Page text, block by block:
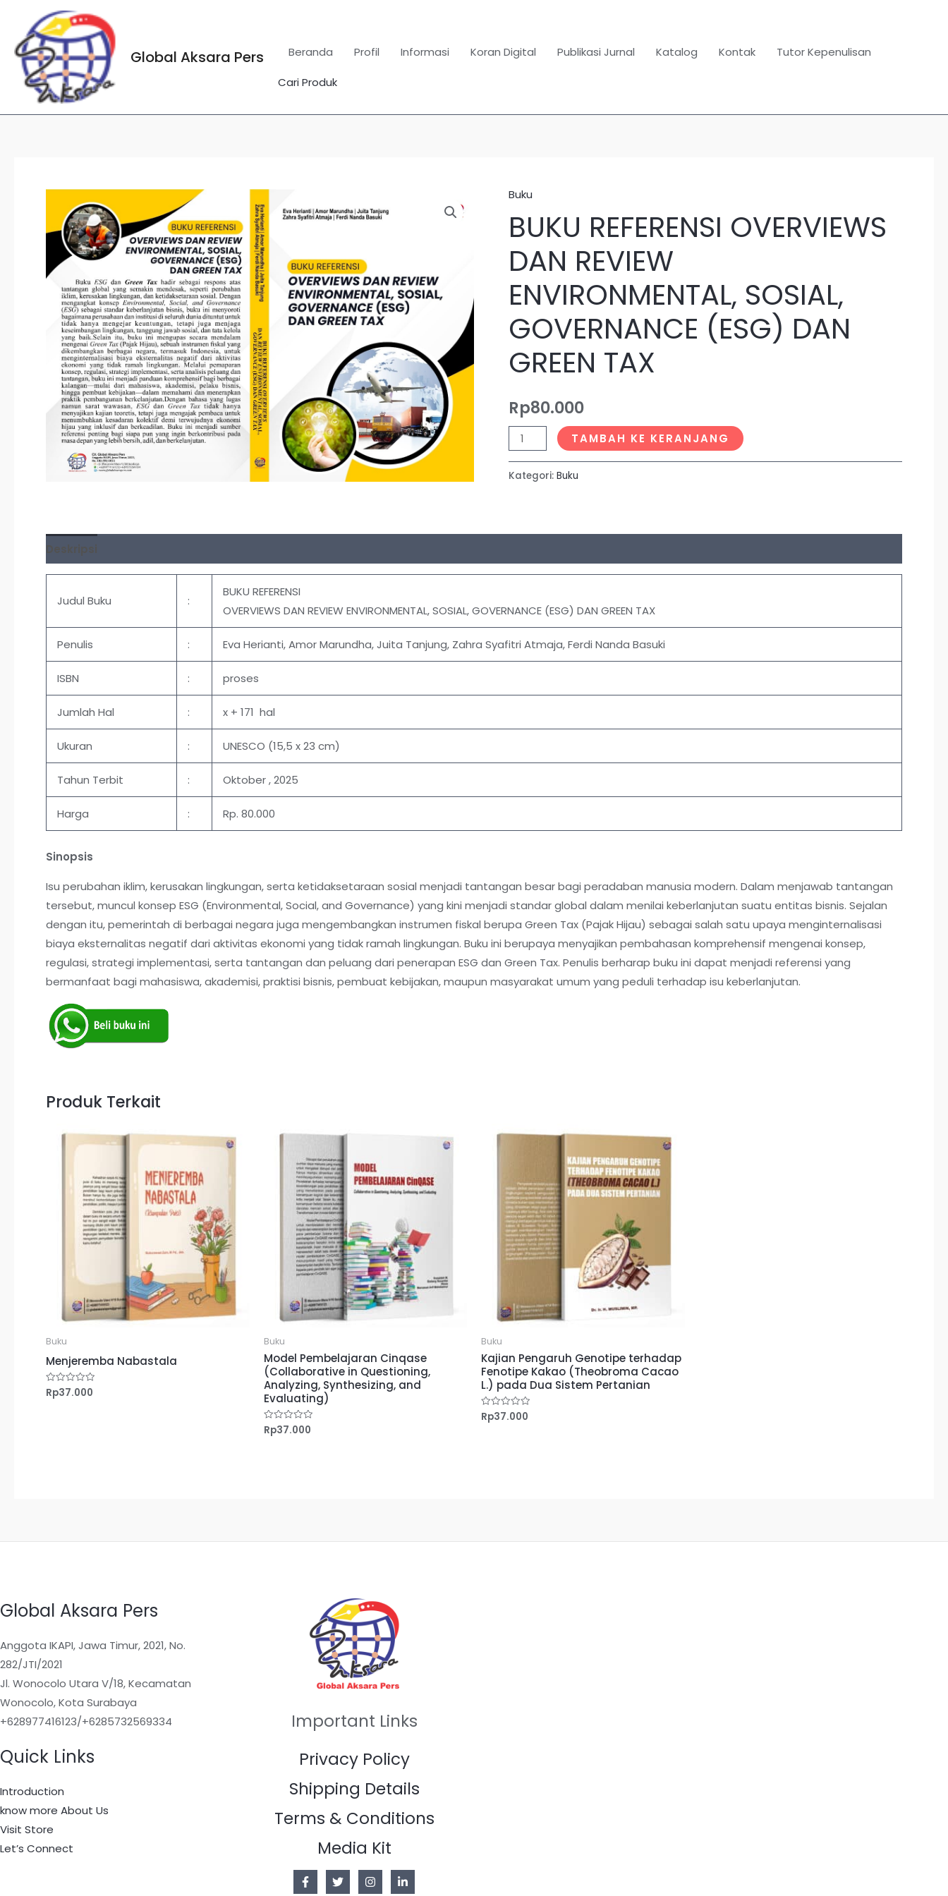
konten
Global Aksara Pers Beranda Profil Informasi Koran Digital Publikasi Jurnal Katalog Kontak Tutor Kepenulisan
Cari ProdukSearch
Buku
BUKU REFERENSI OVERVIEWS
DAN REVIEW
ENVIRONMENTAL, SOSIAL,
GOVERNANCE (ESG) DAN
GREEN TAX
Rp80.000
Kuantitas
BUKU
REFERENSI
OVERVIEWS
DAN
REVIEW
SOSIAL,
GOVERNANCE
(ESG)
GREEN
TAX
TAMBAH KE KERANJANG
Kategori: Buku
Deskripsi
Judul Buku :
BUKU REFERENSI
OVERVIEWS DAN REVIEW ENVIRONMENTAL, SOSIAL, GOVERNANCE (ESG) DAN GREEN TAX
Penulis : Eva Herianti, Amor Marundha, Juita Tanjung, Zahra Syafitri Atmaja, Ferdi Nanda Basuki
ISBN : proses
Jumlah Hal : x + 171 hal
Ukuran : UNESCO (15,5 x 23 cm)
Tahun Terbit : Oktober , 2025
Harga : Rp. 80.000
Sinopsis
Isu perubahan iklim, kerusakan lingkungan, serta ketidaksetaraan sosial menjadi tantangan besar bagi peradaban manusia modern. Dalam menjawab tantangan
tersebut, muncul konsep ESG (Environmental, Social, and Governance) yang kini menjadi standar global dalam menilai keberlanjutan suatu entitas bisnis. Sejalan
dengan itu, pemerintah di berbagai negara juga mengembangkan instrumen fiskal berupa Green Tax (Pajak Hijau) sebagai salah satu upaya menginternalisasi
biaya eksternalitas negatif dari aktivitas ekonomi yang tidak ramah lingkungan. Buku ini berupaya menyajikan pembahasan komprehensif mengenai konsep,
regulasi, strategi implementasi, serta tantangan dan peluang dari penerapan ESG dan Green Tax. Penulis berharap buku ini dapat menjadi referensi yang
bermanfaat bagi mahasiswa, akademisi, praktisi bisnis, pembuat kebijakan, maupun masyarakat umum yang peduli terhadap isu keberlanjutan.
Produk Terkait
Buku
Menjeremba Nabastala
Dinilai
0
Rp37.000
Buku
Model Pembelajaran Cinqase
(Collaborative in Questioning,
Analyzing, Synthesizing, and
Evaluating)
Dinilai
0
Rp37.000
Buku
Kajian Pengaruh Genotipe terhadap
Fenotipe Kakao (Theobroma Cacao
L.) pada Dua Sistem Pertanian
Dinilai
0
Rp37.000
Global Aksara Pers
Anggota IKAPI, Jawa Timur, 2021, No.
282/JTI/2021
Jl. Wonocolo Utara V/18, Kecamatan
Wonocolo, Kota Surabaya
+628977416123/+6285732569334
Quick Links
Introduction
know more About Us
Visit Store
Let’s Connect
Important Links
Privacy Policy
Shipping Details
Terms & Conditions
Media Kit